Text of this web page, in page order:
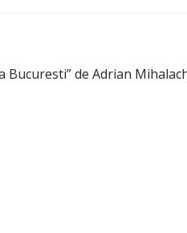
Bucuresti” de Adrian